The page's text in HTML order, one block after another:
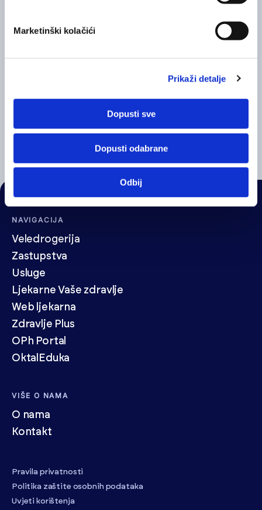
Marketinški kolačići
Prikaži detalje
Dopusti sve
Dopusti odabrane
Odbij
Dexeryl® ulje za čišćenje
NAVIGACIJA
Veledrogerija
Zastupstva
Usluge
Ljekarne Vaše zdravlje
Web ljekarna
Zdravlje Plus
OPh Portal
OktalEduka
VIŠE O NAMA
O nama
Kontakt
Pravila privatnosti
Politika zaštite osobnih podataka
Uvjeti korištenja